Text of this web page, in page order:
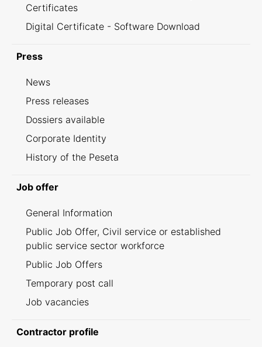
Certificates
Digital Certificate - Software Download
Press
News
Press releases
Dossiers available
Corporate Identity
History of the Peseta
Job offer
General Information
Public Job Offer, Civil service or established
public service sector workforce
Public Job Offers
Temporary post call
Job vacancies
Contractor profile